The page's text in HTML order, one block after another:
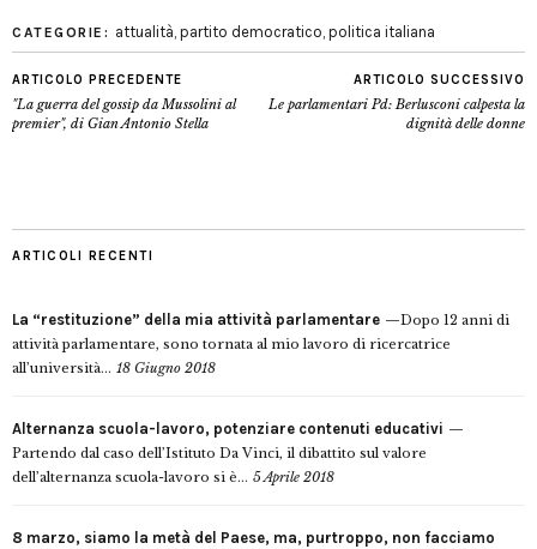
CATEGORIE: attualità, partito democratico, politica italiana
ARTICOLO PRECEDENTE
"La guerra del gossip da Mussolini al
premier", di Gian Antonio Stella
ARTICOLO SUCCESSIVO
Le parlamentari Pd: Berlusconi calpesta la
dignità delle donne
ARTICOLI RECENTI
La “restituzione” della mia attività parlamentare
Dopo 12 anni di
attività parlamentare, sono tornata al mio lavoro di ricercatrice
all’università... 18 Giugno 2018
Alternanza scuola-lavoro, potenziare contenuti educativi
Partendo dal caso dell’Istituto Da Vinci, il dibattito sul valore
dell’alternanza scuola-lavoro si è... 5 Aprile 2018
8 marzo, siamo la metà del Paese, ma, purtroppo, non facciamo